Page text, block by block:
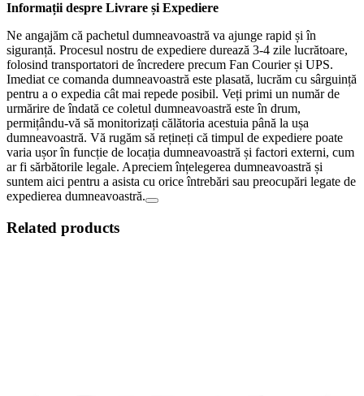
Informații despre Livrare și Expediere
Ne angajăm că pachetul dumneavoastră va ajunge rapid și în
siguranță. Procesul nostru de expediere durează 3-4 zile lucrătoare,
folosind transportatori de încredere precum Fan Courier și UPS.
Imediat ce comanda dumneavoastră este plasată, lucrăm cu sârguință
pentru a o expedia cât mai repede posibil. Veți primi un număr de
urmărire de îndată ce coletul dumneavoastră este în drum,
permițându-vă să monitorizați călătoria acestuia până la ușa
dumneavoastră. Vă rugăm să rețineți că timpul de expediere poate
varia ușor în funcție de locația dumneavoastră și factori externi, cum
ar fi sărbătorile legale. Apreciem înțelegerea dumneavoastră și
suntem aici pentru a asista cu orice întrebări sau preocupări legate de
expedierea dumneavoastră.
Related products